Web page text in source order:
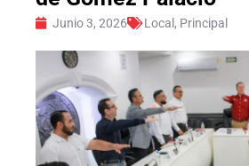
Junio 3, 2026 Local , Principal